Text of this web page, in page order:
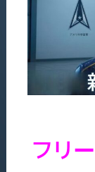
フリ